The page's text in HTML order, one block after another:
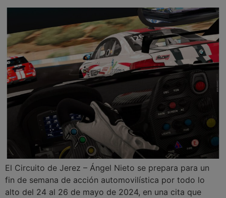
El Circuito de Jerez – Ángel Nieto se prepara para un
fin de semana de acción automovilística por todo lo
alto del 24 al 26 de mayo de 2024, en una cita que